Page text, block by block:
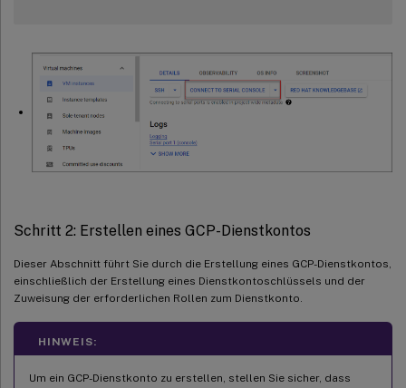
Schritt 2: Erstellen eines GCP-Dienstkontos
Dieser Abschnitt führt Sie durch die Erstellung eines GCP-Dienstkontos,
einschließlich der Erstellung eines Dienstkontoschlüssels und der
Zuweisung der erforderlichen Rollen zum Dienstkonto.
HINWEIS:
Um ein GCP-Dienstkonto zu erstellen, stellen Sie sicher, dass